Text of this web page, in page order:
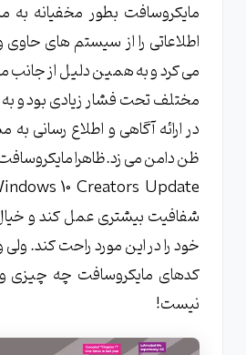
مایکروسافت بطور مخفیانه به
می کرد و به همین دلیل از
مختلف تحت فشار زیادی بود و
در ارائه آگاهی و اطلاع رسانی به
ظن دامن می زد.ظاهرا مایکروسافت
شفافیت بیشتری عمل کند و خیال
خود را در این مورد راحت کند.
کدهای مایکروسافت چه چیزی
نیست!